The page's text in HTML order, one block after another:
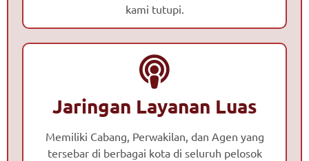
kami tutupi.
Jaringan Layanan Luas
Memiliki Cabang, Perwakilan, dan Agen yang
tersebar di berbagai kota di seluruh pelosok